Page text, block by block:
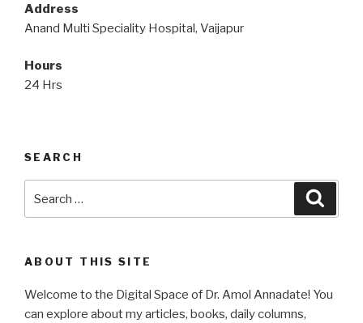
Address
Anand Multi Speciality Hospital, Vaijapur
Hours
24 Hrs
SEARCH
ABOUT THIS SITE
Welcome to the Digital Space of Dr. Amol Annadate! You
can explore about my articles, books, daily columns,